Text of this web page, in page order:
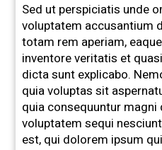
Sed ut perspiciatis unde
voluptatem accusantium
totam rem aperiam,
inventore veritatis et
dicta sunt explicabo.
quia voluptas sit
quia consequuntur
voluptatem sequi
est, qui dolorem ipsum